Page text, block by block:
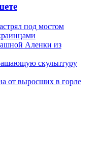
под мостом
Аленки из
скульптуру
от выросших в горле